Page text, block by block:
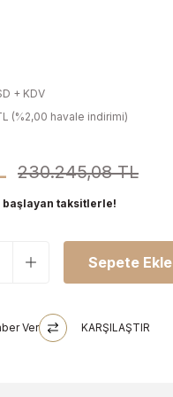
+ KDV
(%2,00 havale indirimi)
230.245,08 TL
başlayan taksitlerle!
Sepete Ekle
Ver KARŞILAŞTIR